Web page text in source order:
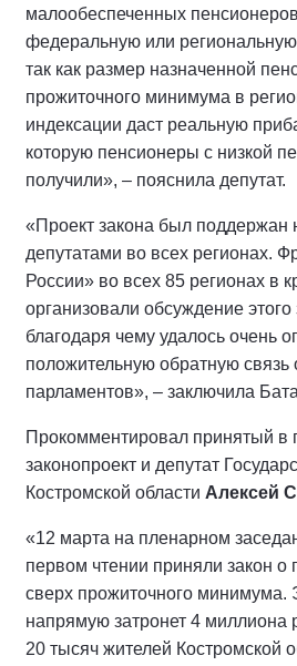
малообеспеченных
федеральную или региональную
так как размер назначенной
прожиточного минимума в
индексации даст реальную
которую пенсионеры с низкой
получили», – пояснила депутат.
«Проект закона был поддержан
депутатами во всех регионах.
России» во всех 85 регионах в
организовали обсуждение этого
благодаря чему удалось очень
положительную обратную связь
парламентов», – заключила
Прокомментировал принятый в
законопроект и депутат
Костромской области Алексей
«12 марта на пленарном
первом чтении приняли закон
сверх прожиточного минимума.
напрямую затронет 4 миллиона
20 тысяч жителей Костромской